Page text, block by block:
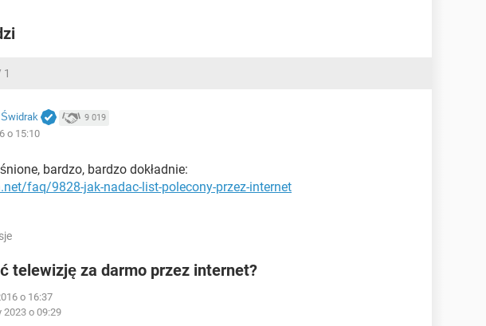
1
9 019
o 15:10
bardzo, bardzo dokładnie:
faq/9828-jak-nadac-list-polecony-przez-internet
telewizję za darmo przez internet?
o 16:37
2023 o 09:29